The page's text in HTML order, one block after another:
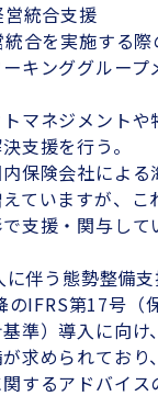
統合支援
統合を実施する
キンググループ
マネジメントや
支援を行う。
内保険会社によ
ていますが、こ
支援・関与して
伴う態勢整備
のIFRS第17号（
準）導入に向け
求められており、
するアドバイス